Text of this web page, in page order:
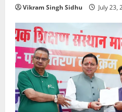
Vikram Singh Sidhu July 23,